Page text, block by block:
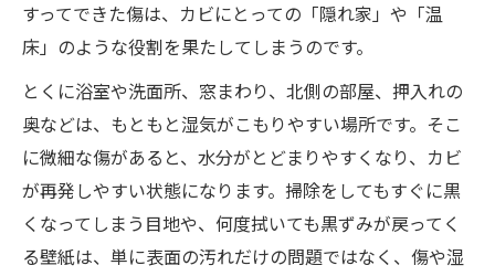
すってできた傷は、カビにとっての「隠れ家」や「温
床」のような役割を果たしてしまうのです。
とくに浴室や洗面所、窓まわり、北側の部屋、押入れの
奥などは、もともと湿気がこもりやすい場所です。そこ
に微細な傷があると、水分がとどまりやすくなり、カビ
が再発しやすい状態になります。掃除をしてもすぐに黒
くなってしまう目地や、何度拭いても黒ずみが戻ってく
る壁紙は、単に表面の汚れだけの問題ではなく、傷や湿